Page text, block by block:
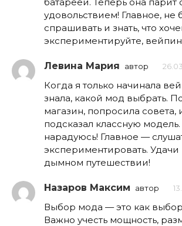
удовольствием! Главное, не
спрашивать и знать, что
экспериментируйте,
Левина Мария автор
Когда я только начинала
знала, какой мод выбрать.
магазин, попросила совета,
подсказал классную
нарадуюсь! Главное —
экспериментировать. Удачи
дымном путешествии!
Назаров Максим автор
Выбор мода — это как выбор
Важно учесть мощность,